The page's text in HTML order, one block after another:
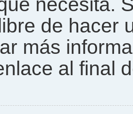
de hacer
más
al final